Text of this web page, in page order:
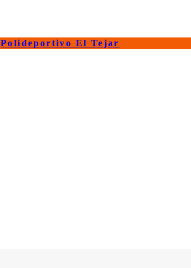
Polideportivo El Tejar